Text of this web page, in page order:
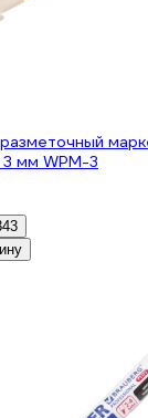
мм WPM-3